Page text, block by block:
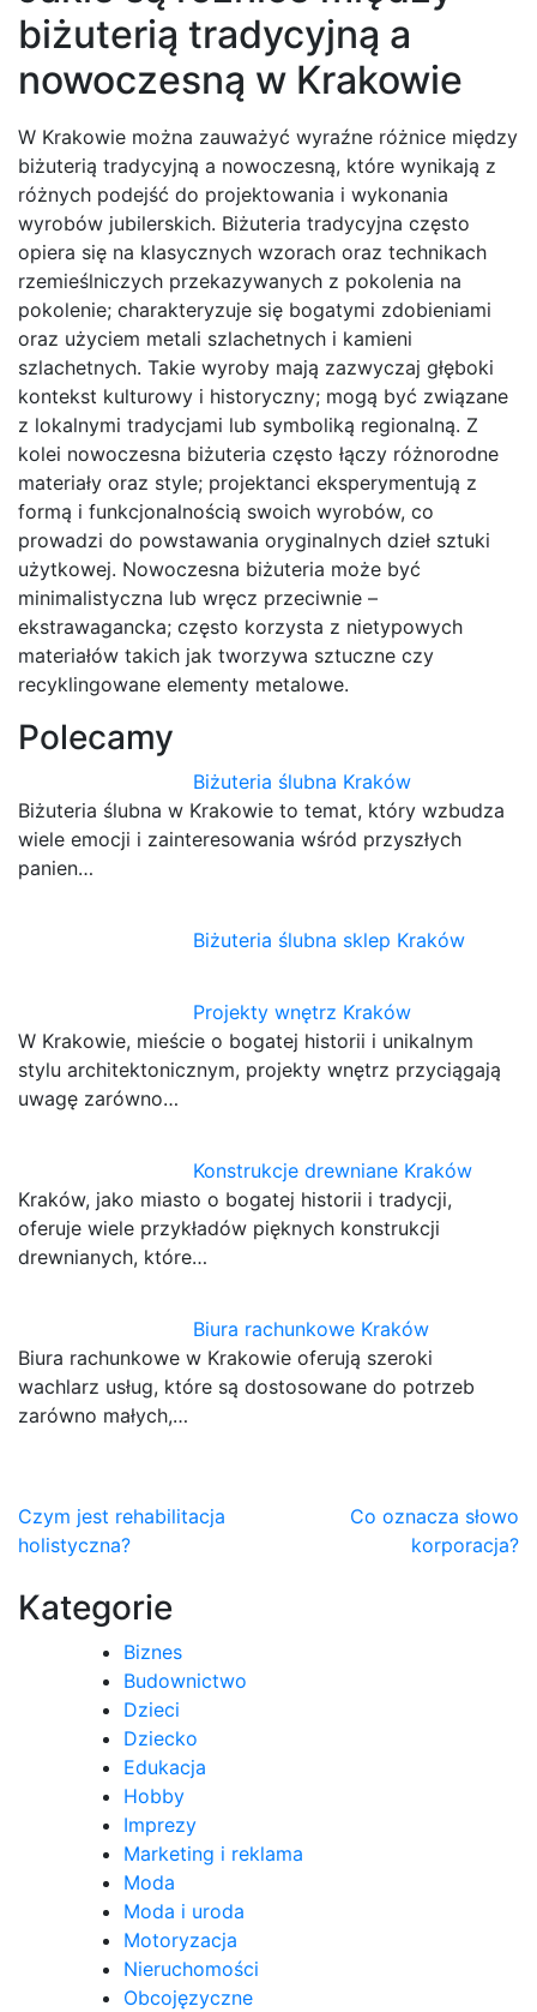
biżuterią tradycyjną a
nowoczesną w Krakowie
W Krakowie można zauważyć wyraźne różnice między
biżuterią tradycyjną a nowoczesną, które wynikają z
różnych podejść do projektowania i wykonania
wyrobów jubilerskich. Biżuteria tradycyjna często
opiera się na klasycznych wzorach oraz technikach
rzemieślniczych przekazywanych z pokolenia na
pokolenie; charakteryzuje się bogatymi zdobieniami
oraz użyciem metali szlachetnych i kamieni
szlachetnych. Takie wyroby mają zazwyczaj głęboki
kontekst kulturowy i historyczny; mogą być związane
z lokalnymi tradycjami lub symboliką regionalną. Z
kolei nowoczesna biżuteria często łączy różnorodne
materiały oraz style; projektanci eksperymentują z
formą i funkcjonalnością swoich wyrobów, co
prowadzi do powstawania oryginalnych dzieł sztuki
użytkowej. Nowoczesna biżuteria może być
minimalistyczna lub wręcz przeciwnie –
ekstrawagancka; często korzysta z nietypowych
materiałów takich jak tworzywa sztuczne czy
recyklingowane elementy metalowe.
Polecamy
Biżuteria ślubna Kraków
Biżuteria ślubna w Krakowie to temat, który wzbudza
wiele emocji i zainteresowania wśród przyszłych
panien…
Biżuteria ślubna sklep Kraków
Projekty wnętrz Kraków
W Krakowie, mieście o bogatej historii i unikalnym
stylu architektonicznym, projekty wnętrz przyciągają
uwagę zarówno…
Konstrukcje drewniane Kraków
Kraków, jako miasto o bogatej historii i tradycji,
oferuje wiele przykładów pięknych konstrukcji
drewnianych, które…
Biura rachunkowe Kraków
Biura rachunkowe w Krakowie oferują szeroki
wachlarz usług, które są dostosowane do potrzeb
zarówno małych,…
Nawigacja
wpisu
Czym jest rehabilitacja
holistyczna?
Co oznacza słowo
korporacja?
Kategorie
Biznes
Budownictwo
Dzieci
Dziecko
Edukacja
Hobby
Imprezy
Marketing i reklama
Moda
Moda i uroda
Motoryzacja
Nieruchomości
Obcojęzyczne